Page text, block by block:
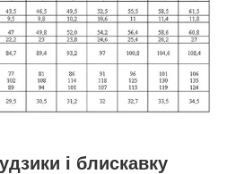
і блискавку